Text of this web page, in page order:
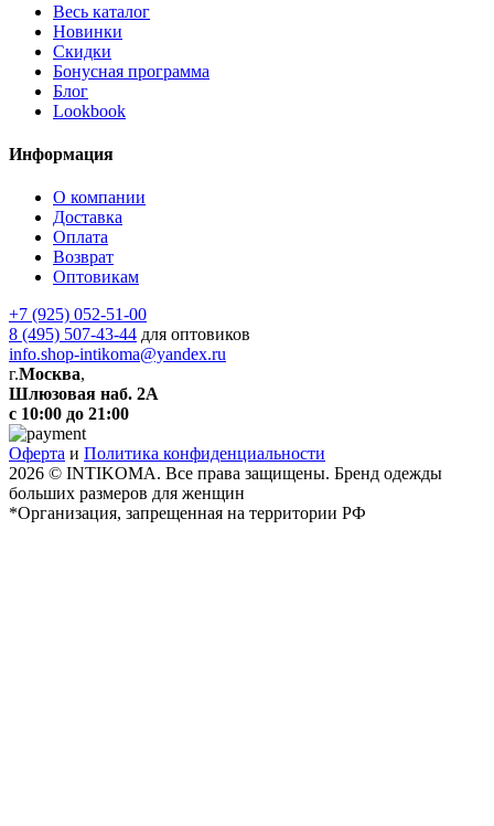
Весь каталог
Новинки
Скидки
Бонусная программа
Блог
Lookbook
Информация
О компании
Доставка
Оплата
Возврат
Оптовикам
+7 (925) 052-51-00
8 (495) 507-43-44 для оптовиков
info.shop-intikoma@yandex.ru
г.Москва,
Шлюзовая наб. 2А
с 10:00 до 21:00
Оферта и Политика конфиденциальности
2026 © INTIKOMA. Все права защищены. Бренд одежды
больших размеров для женщин
*Организация, запрещенная на территории РФ